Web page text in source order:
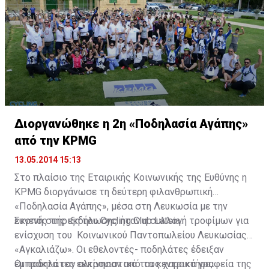
για τη συγκεκριμένη ανάληψη, ωστόσο, η κυβέρνηση
προσανατολίζεται να αναθέσει το 18% στην
Ευρωπαϊκή Τράπεζα Ανασυγκρότησης και Ανάπτυξης
(EBRD).
Διοργανώθηκε η 2η «Ποδηλασία Αγάπης»
από την KPMG
13.05.2014 15:13
Στο πλαίσιο της Εταιρικής Κοινωνικής της Ευθύνης η
KPMG διοργάνωσε τη δεύτερη φιλανθρωπική
«Ποδηλασία Αγάπης», μέσα στη Λευκωσία με την
ευγενή στήριξη του Cycling Club Latsia.
Σκοπός της εκδήλωσης ήταν η συλλογή τροφίμων για
ενίσχυση του Κοινωνικού Παντοπωλείου Λευκωσίας
«Αγκαλιάζω». Οι εθελοντές- ποδηλάτες έδειξαν
έμπρακτα τον αλτρουιστικό τους χαρακτήρα,
Οι ποδηλάτες εκκίνησαν από τα κεντρικά γραφεία της